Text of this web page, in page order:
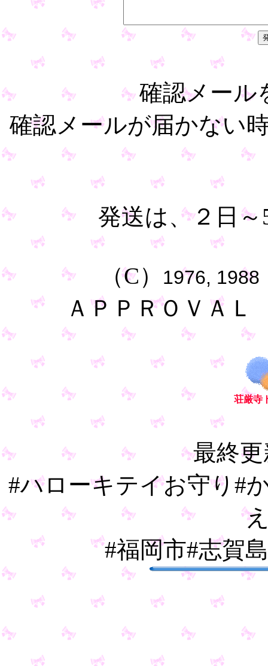
確認メール
確認メールが届かない
発送は、２日
（C） 1976, 1988
ＡＰＰＲＯＶＡ
荘厳寺
最終更
#ハローキテイお守り#
#福岡市#志賀